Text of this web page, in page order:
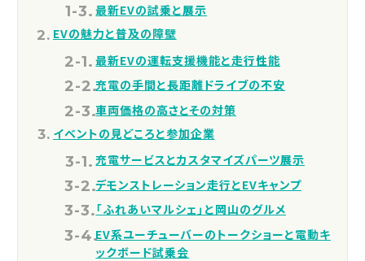
最新EVの試乗と展示
EVの魅力と普及の障壁
最新EVの運転支援機能と走行性能
充電の手間と長距離ドライブの不安
車両価格の高さとその対策
イベントの見どころと参加企業
充電サービスとカスタマイズパーツ展示
デモンストレーション走行とEVキャンプ
「ふれあいマルシェ」と岡山のグルメ
EV系ユーチューバーのトークショーと電動キ
ックボード試乗会